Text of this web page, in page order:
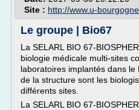
Site : http://www.u-
Le groupe | Bio67
La SELARL BIO 67-
biologie médicale multi-sites
laboratoires implantés dans
de la structure sont les
différents sites.
La SELARL BIO 67-